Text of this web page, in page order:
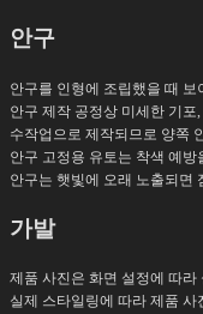
안구
안구를 인형에 조립했을 때
안구 제작 공정상 미세한 기
수작업으로 제작되므로 양쪽
안구 고정용 유토는 착색 예
안구는 햇빛에 오래 노출되면
가발
제품 사진은 화면 설정에 따라
실제 스타일링에 따라 제품